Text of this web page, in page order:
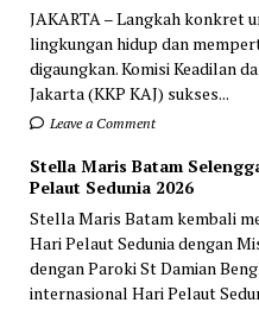
JAKARTA – Langkah konkret
lingkungan hidup dan
digaungkan. Komisi Keadilan
Jakarta (KKP KAJ) sukses...
Leave a Comment
Stella Maris Batam
Pelaut Sedunia 2026
Stella Maris Batam kembali
Hari Pelaut Sedunia dengan
dengan Paroki St Damian
internasional Hari Pelaut